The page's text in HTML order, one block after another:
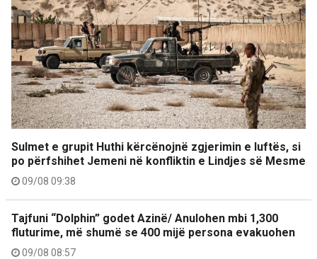
Sulmet e grupit Huthi kërcënojnë zgjerimin e luftës, si
po përfshihet Jemeni në konfliktin e Lindjes së Mesme
09/08 09:38
Tajfuni “Dolphin” godet Azinë/ Anulohen mbi 1,300
fluturime, më shumë se 400 mijë persona evakuohen
09/08 08:57